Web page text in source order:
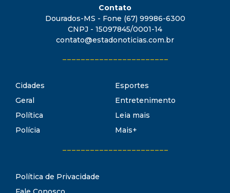
Contato
Dourados-MS - Fone (67) 99986-6300
CNPJ - 15097845/0001-14
contato@estadonoticias.com.br
Cidades
Geral
Política
Polícia
Esportes
Entretenimento
Leia mais
Mais+
Política de Privacidade